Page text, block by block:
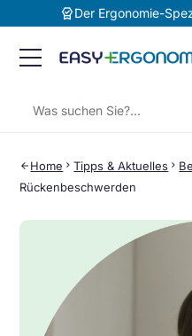
editor_choiceDer Ergonomie-
arrow_back Home chevron_rightTipps & Aktuelles chevron_right
Rückenbeschwerden